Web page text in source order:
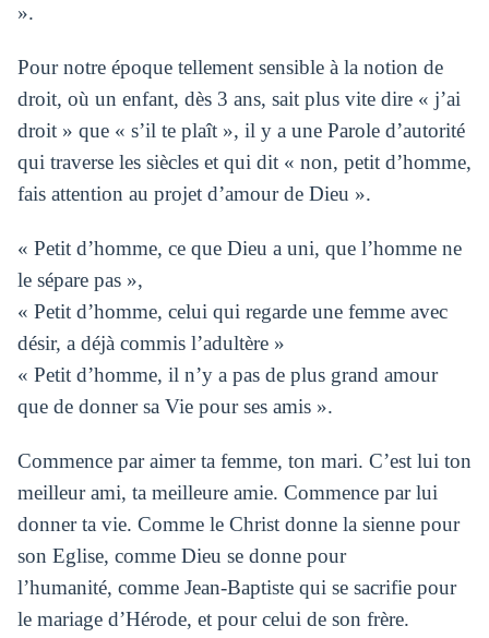
».
Pour notre époque tellement sensible à la notion de
droit, où un enfant, dès 3 ans, sait plus vite dire « j’ai
droit » que « s’il te plaît », il y a une Parole d’autorité
qui traverse les siècles et qui dit « non, petit d’homme,
fais attention au projet d’amour de Dieu ».
« Petit d’homme, ce que Dieu a uni, que l’homme ne
le sépare pas »,
« Petit d’homme, celui qui regarde une femme avec
désir, a déjà commis l’adultère »
« Petit d’homme, il n’y a pas de plus grand amour
que de donner sa Vie pour ses amis ».
Commence par aimer ta femme, ton mari. C’est lui ton
meilleur ami, ta meilleure amie. Commence par lui
donner ta vie. Comme le Christ donne la sienne pour
son Eglise, comme Dieu se donne pour
l’humanité, comme Jean-Baptiste qui se sacrifie pour
le mariage d’Hérode, et pour celui de son frère.